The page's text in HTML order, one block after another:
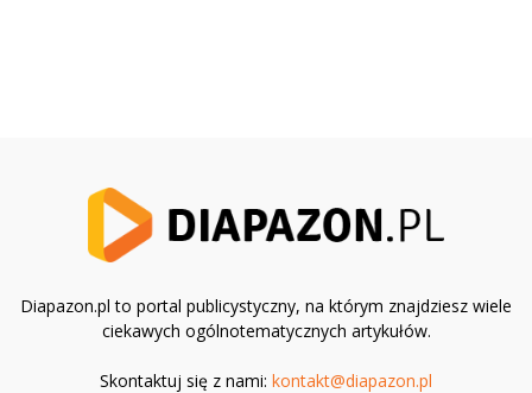
Diapazon.pl to portal publicystyczny, na którym znajdziesz wiele
ciekawych ogólnotematycznych artykułów.
Skontaktuj się z nami: kontakt@diapazon.pl